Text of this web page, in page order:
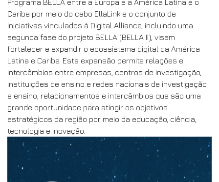
RedCLARA e das redes nacionais de pesquisa e educação
(NRENs), o desenvolvimento da conectividade direta do
Programa BELLA entre a Europa e a América Latina e o
Caribe por meio do cabo EllaLink e o conjunto de
Iniciativas vinculados à Digital Alliance, incluindo uma
segunda fase do projeto BELLA (BELLA II), visam
fortalecer e expandir o ecossistema digital da América
Latina e Caribe. Esta expansão permite relações e
intercâmbios entre empresas, centros de investigação,
instituições de ensino e redes nacionais de investigação
e ensino; relacionamentos e intercâmbios que são uma
grande oportunidade para atingir os objetivos
estratégicos da região por meio da educação, ciência,
tecnologia e inovação.